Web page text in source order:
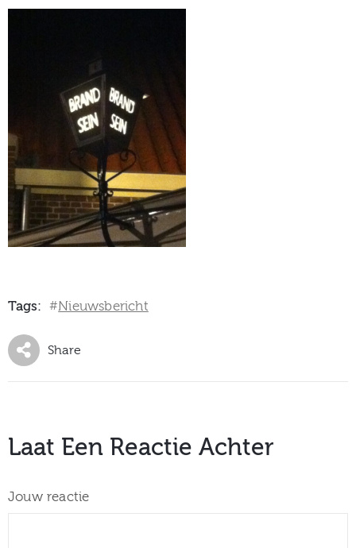
Tags: #Nieuwsbericht
Share
Laat Een Reactie Achter
Jouw reactie